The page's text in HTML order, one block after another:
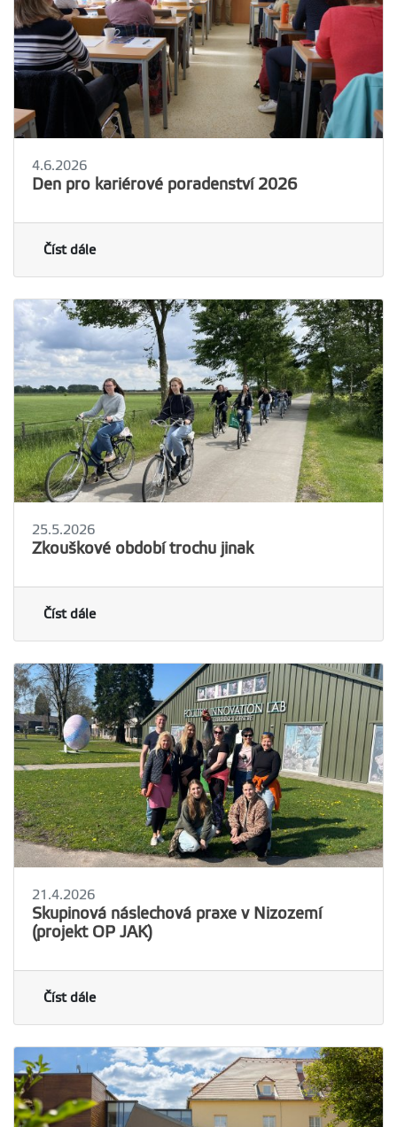
4.6.2026
Den pro kariérové poradenství 2026
Číst dále
25.5.2026
Zkouškové období trochu jinak
Číst dále
21.4.2026
Skupinová náslechová praxe v Nizozemí
(projekt OP JAK)
Číst dále